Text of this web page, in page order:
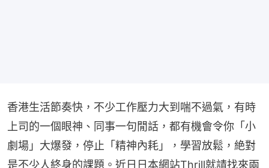
香港生活節奏快，不少工作壓力大到喘不過氣，有時
上司的一個眼神、同事一句閒話，都有機會令你「小
劇場」大爆發，停止「精神內耗」，學習放鬆，絶對
是不少人終身的課題。近日日本網站Thrill就請找來兩